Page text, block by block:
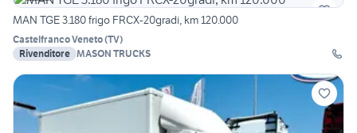
MAN TGE 3.180 frigo FRCX-20gradi, km 120.000
Castelfranco Veneto(TV)
Rivenditore MASON TRUCKS